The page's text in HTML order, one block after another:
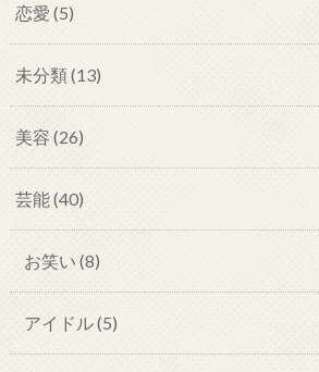
恋愛 (5)
未分類(13)
美容 (26)
芸能(40)
お笑い (8)
アイドル(5)